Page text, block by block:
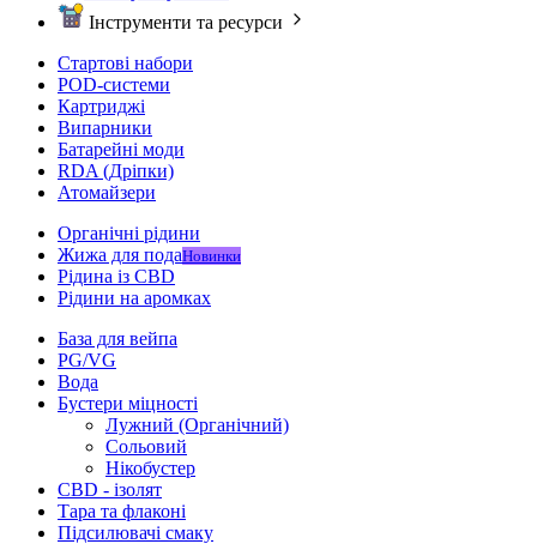
Інструменти та ресурси
Стартові набори
POD-системи
Картриджі
Випарники
Батарейні моди
RDA (Дріпки)
Атомайзери
Органічні рідини
Жижа для подаНовинки
Рідина із CBD
Рідини на аромках
База для вейпа
PG/VG
Вода
Бустери міцності
Лужний (Органічний)
Сольовий
Нікобустер
CBD - ізолят
Тара та флаконі
Підсилювачі смаку